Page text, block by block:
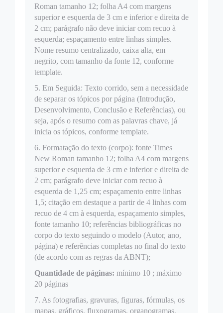
Roman tamanho 12; folha A4 com margens
superior e esquerda de 3 cm e inferior e direita de
2 cm; parágrafo não deve iniciar com recuo à
esquerda; espaçamento entre linhas simples.
Nome resumo centralizado, caixa alta, em
negrito, com tamanho da fonte 12, conforme
template.
5. Em Seguida: Texto corrido, sem a necessidade
de separar os tópicos por página (Introdução,
Desenvolvimento, Conclusão e Referências), ou
seja, após o resumo com as palavras chave, já
inicia os tópicos, conforme template.
6. Formatação do texto (corpo): fonte Times
New Roman tamanho 12; folha A4 com margens
superior e esquerda de 3 cm e inferior e direita de
2 cm; parágrafo deve iniciar com recuo à
esquerda de 1,25 cm; espaçamento entre linhas
1,5; citação em destaque a partir de 4 linhas com
recuo de 4 cm à esquerda, espaçamento simples,
fonte tamanho 10; referências bibliográficas no
corpo do texto seguindo o modelo (Autor, ano,
página) e referências completas no final do texto
(de acordo com as regras da ABNT);
Quantidade de páginas: mínimo 10 ; máximo
20 páginas
7. As fotografias, gravuras, figuras, fórmulas, os
mapas, gráficos, fluxogramas, organogramas,